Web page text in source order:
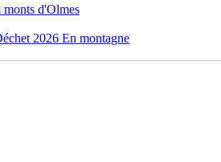
d'Olmes
2026 En montagne